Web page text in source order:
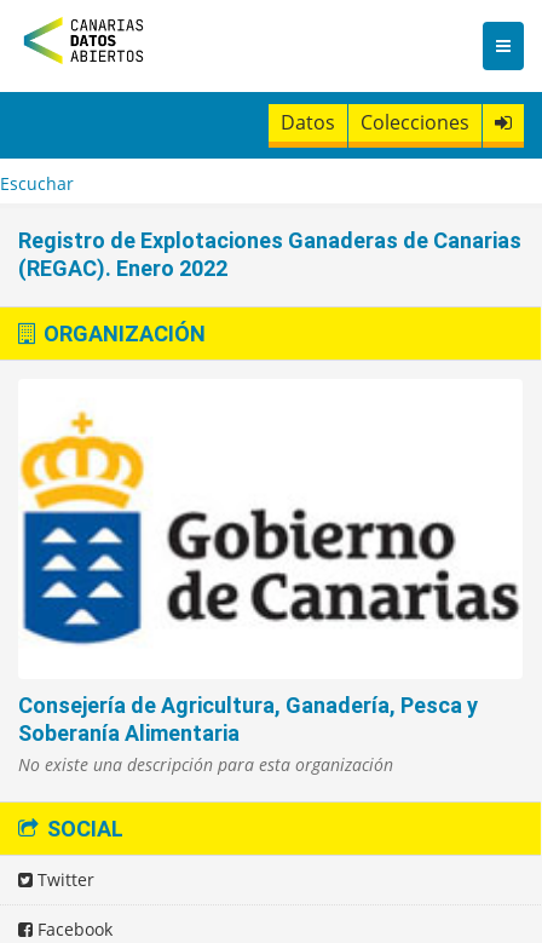
n
t
o
Datos Colecciones
Escuchar
Registro de Explotaciones Ganaderas de Canarias
(REGAC). Enero 2022
ORGANIZACIÓN
Consejería de Agricultura, Ganadería, Pesca y
Soberanía Alimentaria
No existe una descripción para esta organización
SOCIAL
Twitter
Facebook